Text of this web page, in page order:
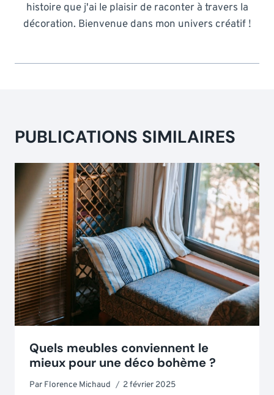
histoire que j'ai le plaisir de raconter à travers la
décoration. Bienvenue dans mon univers créatif !
PUBLICATIONS SIMILAIRES
Quels meubles conviennent le
mieux pour une déco bohème ?
Par Florence Michaud 2 février 2025